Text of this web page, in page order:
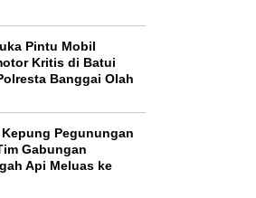
Pintu Mobil
Kritis di Batui
Banggai Olah
Pegunungan
Gabungan
Api Meluas ke